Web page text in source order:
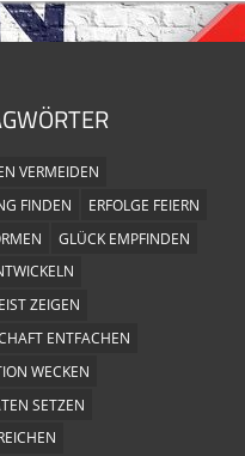
VERMEIDEN
FINDEN
ERFOLGE FEIERN
GLÜCK EMPFINDEN
ZEIGEN
ENTFACHEN
WECKEN
SETZEN